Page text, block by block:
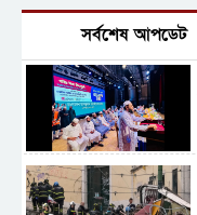
সর্বশেষ আপডেট